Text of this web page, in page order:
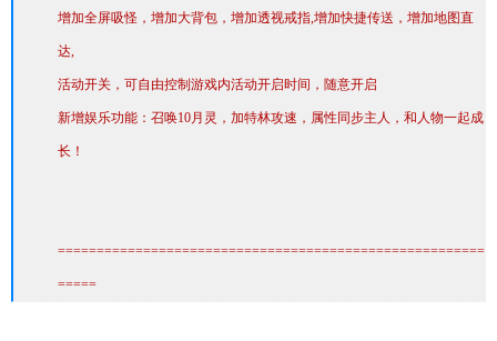
增加全屏吸怪，增加大背包，增加透视戒指,增加快捷传送，增加地图直
达,
活动开关，可自由控制游戏内活动开启时间，随意开启
新增娱乐功能：召唤10月灵，加特林攻速，属性同步主人，和人物一起成
长！
=======================================================
=====